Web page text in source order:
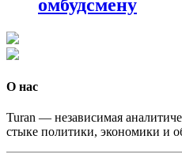
омбудсмену
О нас
Turan — независимая
стыке политики, экономики и